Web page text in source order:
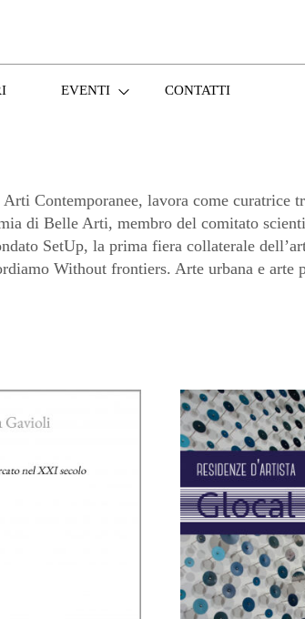
EVENTI CONTATTI
Contemporanee, lavora come curatrice
di Belle Arti, membro del comitato
SetUp, la prima fiera collaterale
Without frontiers. Arte urbana e